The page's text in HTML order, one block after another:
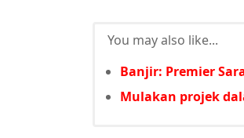
You may also like...
Banjir: Premier
Mulakan projek